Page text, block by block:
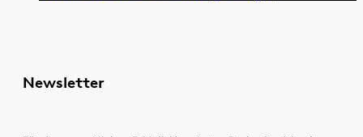
Newsletter